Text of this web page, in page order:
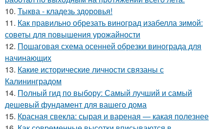
10. Тыква - кладезь здоровья!
11. Как правильно обрезать виноград изабелла зимой:
советы для повышения урожайности
12. Пошаговая схема осенней обрезки винограда для
начинающих
13. Какие исторические личности связаны с
Калининградом
14. Полный гид по выбору: Самый лучший и самый
дешевый фундамент для вашего дома
15. Красная свекла: сырая и вареная — какая полезнее